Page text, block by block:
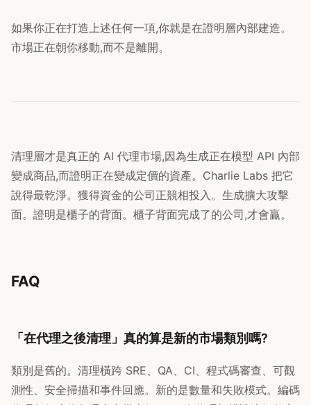
如果你正在打造上述任何一項,你就是在證明層內部建造。
市場正在朝你移動,而不是離開。
清理層才是真正的 AI 代理市場,因為生成正在模型 API 內部
變成商品,而證明正在變成定價的資產。Charlie Labs 把它
說得最乾淨。獲得資金的公司正競相投入。生成擴大攻擊
面。證明是櫃子的背面。櫃子背面完成了的公司,才會贏。
FAQ
「在代理之後清理」真的算是新的市場類別嗎?
類別是舊的。清理橫跨 SRE、QA、CI、程式碼審查、可觀
測性、安全掃描和事件回應。新的是數量和失敗模式。編碼